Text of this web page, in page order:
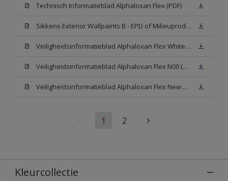
Technisch Informatieblad Alphaloxan Flex (PDF)
Sikkens Exterior Wallpaints B - EPD of Milieuproductverklaring
Veiligheidsinformatieblad Alphaloxan Flex White W05 (MSDS)
Veiligheidsinformatieblad Alphaloxan Flex N00 (MSDS)
Veiligheidsinformatieblad Alphaloxan Flex New N00 (MSDS)
1 2
Kleurcollectie